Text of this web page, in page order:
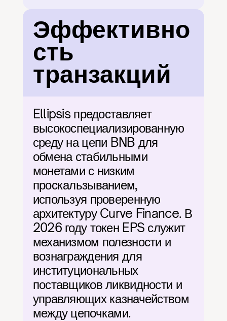
Эффективно
сть
транзакций
Ellipsis предоставляет
высокоспециализированную
среду на цепи BNB для
обмена стабильными
монетами с низким
проскальзыванием,
используя проверенную
архитектуру Curve Finance. В
2026 году токен EPS служит
механизмом полезности и
вознаграждения для
институциональных
поставщиков ликвидности и
управляющих казначейством
между цепочками.